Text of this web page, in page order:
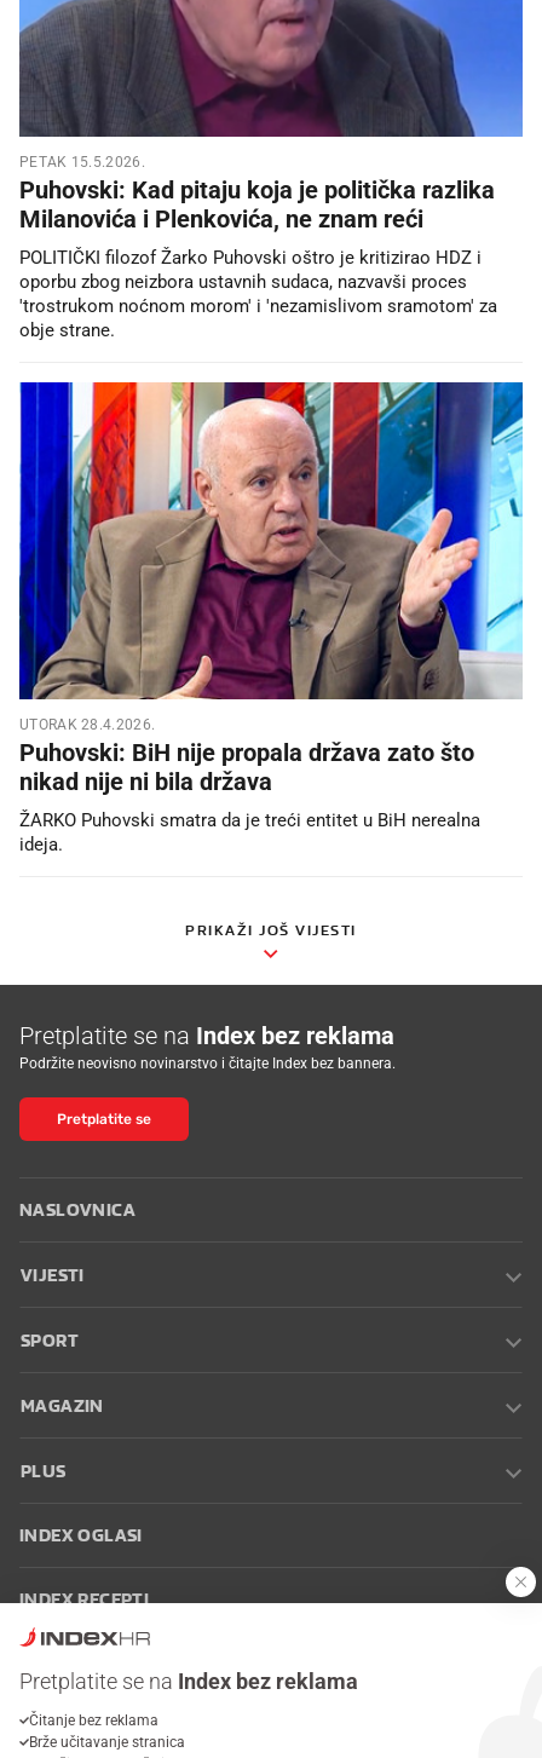
PETAK 15.5.2026.
Puhovski: Kad pitaju koja je politička razlika
Milanovića i Plenkovića, ne znam reći
POLITIČKI filozof Žarko Puhovski oštro je kritizirao HDZ i
oporbu zbog neizbora ustavnih sudaca, nazvavši proces
'trostrukom noćnom morom' i 'nezamislivom sramotom' za
obje strane.
UTORAK 28.4.2026.
Puhovski: BiH nije propala država zato što
nikad nije ni bila država
ŽARKO Puhovski smatra da je treći entitet u BiH nerealna
ideja.
PRIKAŽI JOŠ VIJESTI
Pretplatite se na Index bez reklama
Podržite neovisno novinarstvo i čitajte Index bez bannera.
Pretplatite se
NASLOVNICA
VIJESTI
SPORT
MAGAZIN
PLUS
INDEX OGLASI
INDEX RECEPTI
Oglašavanje Zaposli se na Indexu
korištenja
Postavke kolačića
Pretplatite se na Index bez reklama
Čitanje bez reklama
Brže učitavanje stranica